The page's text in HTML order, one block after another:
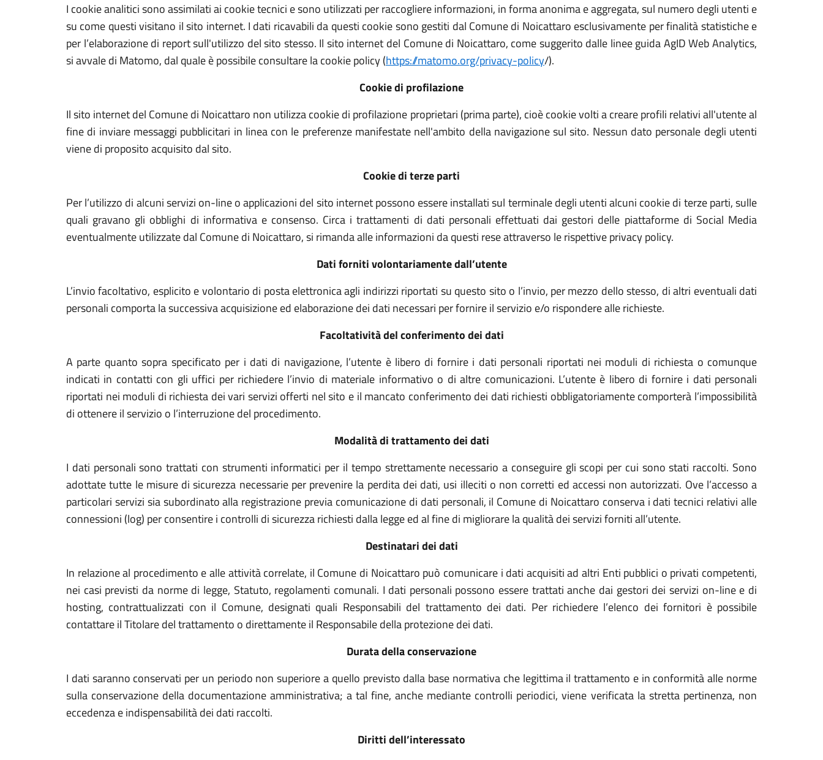
I cookie analitici sono assimilati ai cookie tecnici e sono utilizzati per raccogliere informazioni, in forma anonima e aggregata, sul numero degli utenti e
su come questi visitano il sito internet. I dati ricavabili da questi cookie sono gestiti dal Comune di Noicattaro esclusivamente per finalità statistiche e
per l’elaborazione di report sull'utilizzo del sito stesso. Il sito internet del Comune di Noicattaro, come suggerito dalle linee guida AgID Web Analytics,
si avvale di Matomo, dal quale è possibile consultare la cookie policy (https://matomo.org/privacy-policy/).
Cookie di profilazione
Il sito internet del Comune di Noicattaro non utilizza cookie di profilazione proprietari (prima parte), cioè cookie volti a creare profili relativi all'utente al
fine di inviare messaggi pubblicitari in linea con le preferenze manifestate nell'ambito della navigazione sul sito. Nessun dato personale degli utenti
viene di proposito acquisito dal sito.
Cookie di terze parti
Per l’utilizzo di alcuni servizi on-line o applicazioni del sito internet possono essere installati sul terminale degli utenti alcuni cookie di terze parti, sulle
quali gravano gli obblighi di informativa e consenso. Circa i trattamenti di dati personali effettuati dai gestori delle piattaforme di Social Media
eventualmente utilizzate dal Comune di Noicattaro, si rimanda alle informazioni da questi rese attraverso le rispettive privacy policy.
Dati forniti volontariamente dall’utente
L’invio facoltativo, esplicito e volontario di posta elettronica agli indirizzi riportati su questo sito o l’invio, per mezzo dello stesso, di altri eventuali dati
personali comporta la successiva acquisizione ed elaborazione dei dati necessari per fornire il servizio e/o rispondere alle richieste.
Facoltatività del conferimento dei dati
A parte quanto sopra specificato per i dati di navigazione, l’utente è libero di fornire i dati personali riportati nei moduli di richiesta o comunque
indicati in contatti con gli uffici per richiedere l’invio di materiale informativo o di altre comunicazioni. L’utente è libero di fornire i dati personali
riportati nei moduli di richiesta dei vari servizi offerti nel sito e il mancato conferimento dei dati richiesti obbligatoriamente comporterà l’impossibilità
di ottenere il servizio o l’interruzione del procedimento.
Modalità di trattamento dei dati
I dati personali sono trattati con strumenti informatici per il tempo strettamente necessario a conseguire gli scopi per cui sono stati raccolti. Sono
adottate tutte le misure di sicurezza necessarie per prevenire la perdita dei dati, usi illeciti o non corretti ed accessi non autorizzati. Ove l’accesso a
particolari servizi sia subordinato alla registrazione previa comunicazione di dati personali, il Comune di Noicattaro conserva i dati tecnici relativi alle
connessioni (log) per consentire i controlli di sicurezza richiesti dalla legge ed al fine di migliorare la qualità dei servizi forniti all’utente.
Destinatari dei dati
In relazione al procedimento e alle attività correlate, il Comune di Noicattaro può comunicare i dati acquisiti ad altri Enti pubblici o privati competenti,
nei casi previsti da norme di legge, Statuto, regolamenti comunali. I dati personali possono essere trattati anche dai gestori dei servizi on-line e di
hosting, contrattualizzati con il Comune, designati quali Responsabili del trattamento dei dati. Per richiedere l’elenco dei fornitori è possibile
contattare il Titolare del trattamento o direttamente il Responsabile della protezione dei dati.
Durata della conservazione
I dati saranno conservati per un periodo non superiore a quello previsto dalla base normativa che legittima il trattamento e in conformità alle norme
sulla conservazione della documentazione amministrativa; a tal fine, anche mediante controlli periodici, viene verificata la stretta pertinenza, non
eccedenza e indispensabilità dei dati raccolti.
Diritti dell’interessato